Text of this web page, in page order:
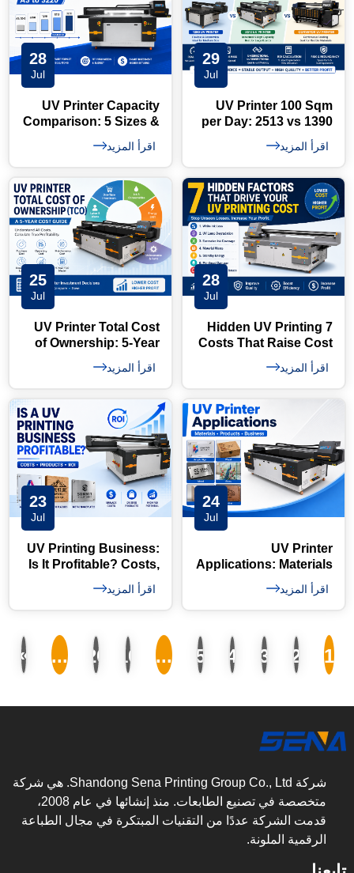
29
Jul
UV Printer 100 Sqm
per Day: 2513 vs 1390
Guide
اقرأ المزيد
28
Jul
UV Printer Capacity
Comparison: 5 Sizes &
Pricing Guide
اقرأ المزيد
28
Jul
7 Hidden UV Printing
Costs That Raise Cost
per m²
اقرأ المزيد
25
Jul
UV Printer Total Cost
of Ownership: 5-Year
Cost Guide
اقرأ المزيد
24
Jul
UV Printer
Applications: Materials
& Business Guide
اقرأ المزيد
23
Jul
UV Printing Business:
Is It Profitable? Costs,
Products and ROI
اقرأ المزيد
1
2
3
4
5
...
10
20
...
»
شركة Shandong Sena Printing Group Co., Ltd. هي شركة
متخصصة في تصنيع الطابعات. منذ إنشائها في عام 2008،
قدمت الشركة عددًا من التقنيات المبتكرة في مجال الطباعة
الرقمية الملونة.